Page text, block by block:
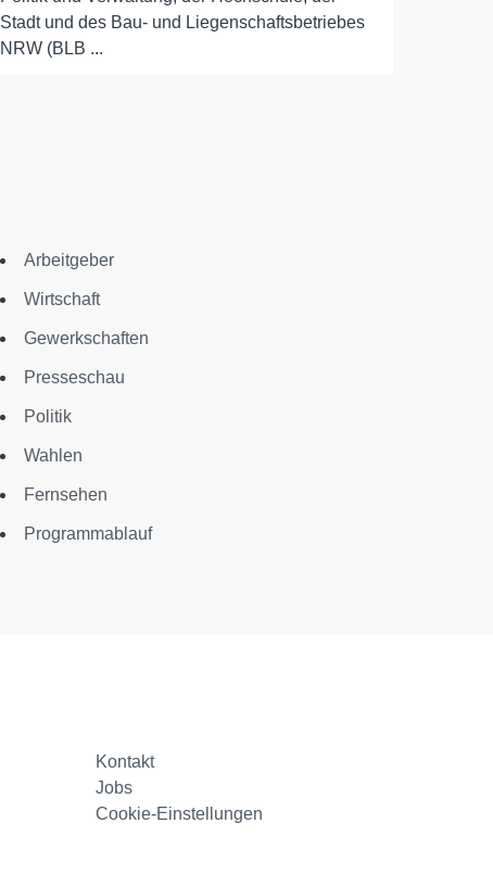
Stadt und des Bau- und Liegenschaftsbetriebes
NRW (BLB ...
Arbeitgeber
Wirtschaft
Gewerkschaften
Presseschau
Politik
Wahlen
Fernsehen
Programmablauf
Kontakt
Jobs
Cookie-Einstellungen